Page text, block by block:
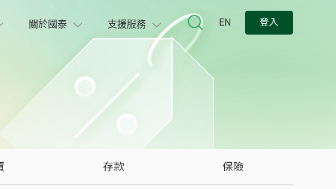
關於國泰 支援服務 EN 登入
存款 保險